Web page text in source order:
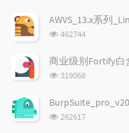
次
AWVS_13.x系列
浏
次
462744
商业级别Fortify白
浏
次
数:
319068
浏
262617